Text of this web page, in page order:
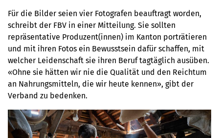
Für die Bilder seien vier Fotografen beauftragt worden,
schreibt der FBV in einer Mitteilung. Sie sollten
repräsentative Produzent(innen) im Kanton porträtieren
und mit ihren Fotos ein Bewusstsein dafür schaffen, mit
welcher Leidenschaft sie ihren Beruf tagtäglich ausüben.
«Ohne sie hätten wir nie die Qualität und den Reichtum
an Nahrungsmitteln, die wir heute kennen», gibt der
Verband zu bedenken.